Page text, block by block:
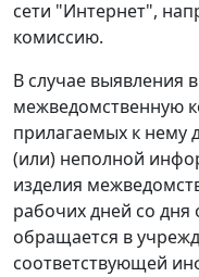
сети "Интернет",
комиссию.
В случае выявления
межведомственную
прилагаемых к нему
(или) неполной
изделия
рабочих дней со дня
обращается в
соответствующей